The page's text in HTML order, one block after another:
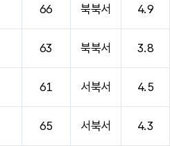
66 북북서 4.9
63 북북서 3.8
61 서북서 4.5
65 서북서 4.3